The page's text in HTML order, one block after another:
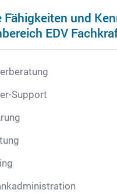
Fähigkeiten und
EDV
Support